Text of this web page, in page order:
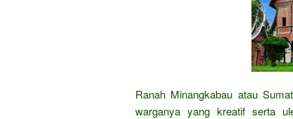
Ranah Minangkabau atau
warganya yang kreatif serta